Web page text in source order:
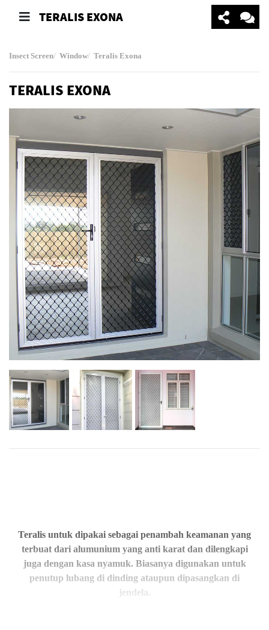
TERALIS EXONA
Insect Screen Window Teralis Exona
TERALIS EXONA
Teralis untuk dipakai sebagai penambah keamanan yang
terbuat dari alumunium yang anti karat dan dilengkapi
juga dengan kasa nyamuk. Biasanya digunakan untuk
penutup lubang di dinding ataupun dipasangkan di
jendela.